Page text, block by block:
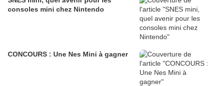
consoles mini chez Nintendo
CONCOURS : Une Nes Mini à gagner